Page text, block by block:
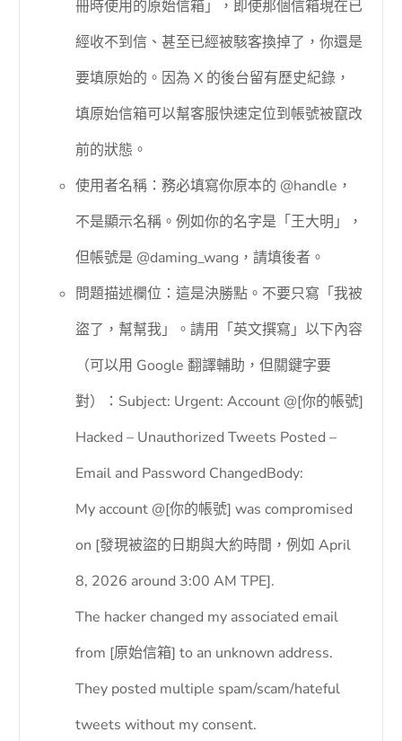
冊時使用的原始信箱」，即使那個信箱現在已
經收不到信、甚至已經被駭客換掉了，你還是
要填原始的。因為 X 的後台留有歷史紀錄，
填原始信箱可以幫客服快速定位到帳號被竄改
前的狀態。
使用者名稱：務必填寫你原本的 @handle，
不是顯示名稱。例如你的名字是「王大明」，
但帳號是 @daming_wang，請填後者。
問題描述欄位：這是決勝點。不要只寫「我被
盜了，幫幫我」。請用「英文撰寫」以下內容
（可以用 Google 翻譯輔助，但關鍵字要
對）：Subject: Urgent: Account @[你的帳號]
Hacked – Unauthorized Tweets Posted –
Email and Password ChangedBody:
My account @[你的帳號] was compromised
on [發現被盜的日期與大約時間，例如 April
8, 2026 around 3:00 AM TPE].
The hacker changed my associated email
from [原始信箱] to an unknown address.
They posted multiple spam/scam/hateful
tweets without my consent.